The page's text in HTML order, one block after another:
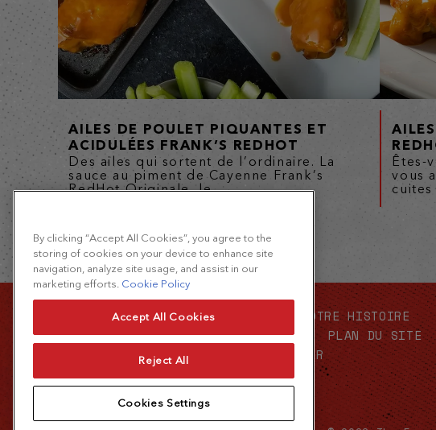
AILES DE POULET PIQUANTES ET
ACIDULÉES FRANK’S REDHOT
Des ailes qui sortent de l’ordinaire. La
sauce au piment de Cayenne Frank’s
RedHot Originale, le...
Êtes-
vous
cuites
CONTACTEZ-NOUS
NOTRE HISTOIRE
SERVICE ALIMENTAIRE
PLAN DU SITE
OÙ ACHETER
By clicking “Accept All Cookies”, you agree to the
storing of cookies on your device to enhance site
navigation, analyze site usage, and assist in our
marketing efforts. Cookie Policy
Accept All Cookies
Reject All
Cookies Settings